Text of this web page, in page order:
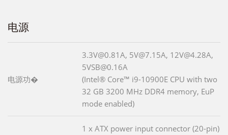
电源
电源功�
3.3V@0.81A, 5V@7.15A, 12V@4.28A,
5VSB@0.16A
(Intel® Core™ i9-10900E CPU with two
32 GB 3200 MHz DDR4 memory, EuP
mode enabled)
1 x ATX power input connector (20-pin)